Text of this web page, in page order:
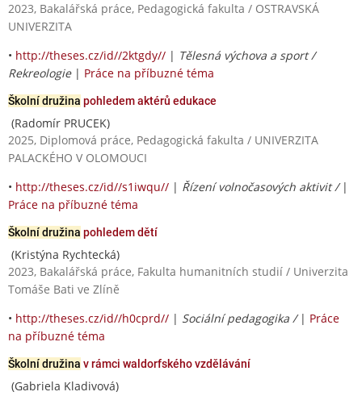
2023, Bakalářská práce, Pedagogická fakulta / OSTRAVSKÁ
UNIVERZITA
• http://theses.cz/id//2ktgdy// | Tělesná výchova a sport /
Rekreologie| Práce na příbuzné téma
Školní družina pohledem aktérů edukace
(Radomír PRUCEK)
2025, Diplomová práce, Pedagogická fakulta / UNIVERZITA
PALACKÉHO V OLOMOUCI
• http://theses.cz/id//s1iwqu// | Řízení volnočasových aktivit / |
Práce na příbuzné téma
Školní družina pohledem dětí
(Kristýna Rychtecká)
2023, Bakalářská práce, Fakulta humanitních studií / Univerzita
Tomáše Bati ve Zlíně
• http://theses.cz/id//h0cprd// | Sociální pedagogika / | Práce
na příbuzné téma
Školní družina v rámci waldorfského vzdělávání
(Gabriela Kladivová)